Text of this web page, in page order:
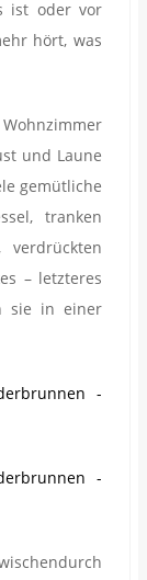
ist oder vor
hört, was
und Laune
gemütliche
tranken
– letzteres
sie in einer